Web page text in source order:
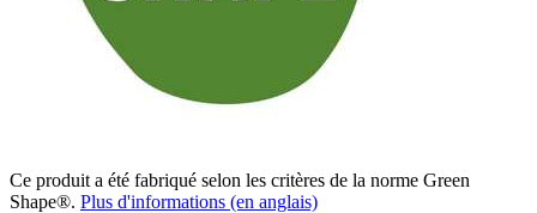
Ce produit a été fabriqué selon les critères de la norme Green
Shape®. Plus d'informations (en anglais)